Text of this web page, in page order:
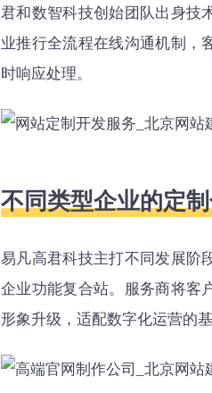
君和数智科技创始团队出身技
业推行全流程在线沟通机制，
时响应处理。
不同类型企业的定
易凡高君科技主打不同发展阶
企业功能复合站。服务商将客
形象升级，适配数字化运营的基